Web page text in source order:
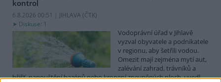
kontrol
6.8.2026 00:51 | JIHLAVA (ČTK)
Diskuse: 1
Vodoprávní úřad v Jihlavě
vyzval obyvatele a podnikatele
v regionu, aby šetřili vodou.
Omezit mají zejména mytí aut,
zalévání zahrad, trávníků a
hřišť, napouštění bazénů nebo kropení zpevněných ploch, uvedl